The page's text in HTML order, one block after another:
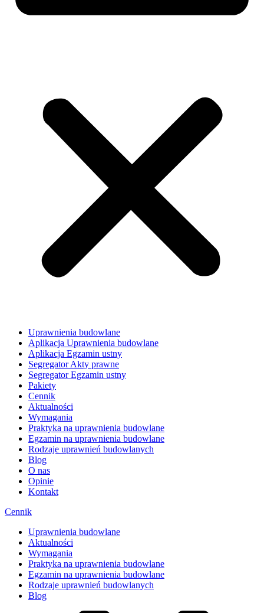
Uprawnienia budowlane
Aplikacja Uprawnienia budowlane
Aplikacja Egzamin ustny
Segregator Akty prawne
Segregator Egzamin ustny
Pakiety
Cennik
Aktualności
Wymagania
Praktyka na uprawnienia budowlane
Egzamin na uprawnienia budowlane
Rodzaje uprawnień budowlanych
Blog
O nas
Opinie
Kontakt
Cennik
Uprawnienia budowlane
Aktualności
Wymagania
Praktyka na uprawnienia budowlane
Egzamin na uprawnienia budowlane
Rodzaje uprawnień budowlanych
Blog